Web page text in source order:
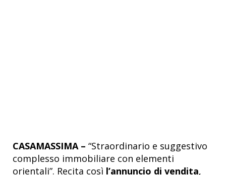
CASAMASSIMA – “Straordinario e suggestivo
complesso immobiliare con elementi
orientali”. Recita così l’annuncio di vendita,